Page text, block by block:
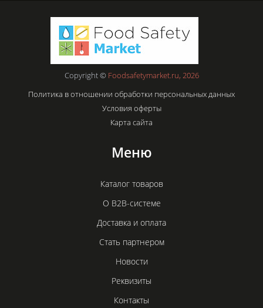
Copyright © Foodsafetymarket.ru, 2026
Политика в отношении обработки персональных данных
Условия оферты
Карта сайта
Меню
Каталог товаров
О B2B-системе
Доставка и оплата
Стать партнером
Новости
Реквизиты
Контакты